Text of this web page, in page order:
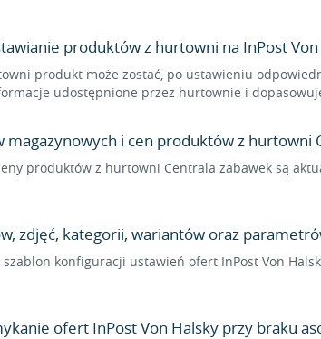
produktów z hurtowni na InPost
produkt może zostać, po ustawieniu
udostępnione przez hurtownie i
magazynowych i cen produktów z hurtowni
produktów z hurtowni Centrala zabawek są
zdjęć, kategorii, wariantów oraz
szablon konfiguracji ustawień ofert InPost Von
ofert InPost Von Halsky przy braku